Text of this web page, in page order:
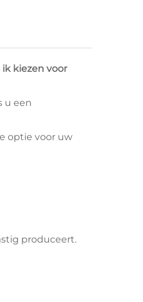
ik kiezen voor
u een
optie voor uw
produceert.